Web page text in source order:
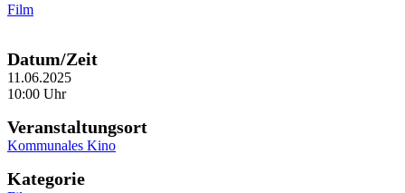
Film
Datum/Zeit
11.06.2025
10:00 Uhr
Veranstaltungsort
Kommunales Kino
Kategorie